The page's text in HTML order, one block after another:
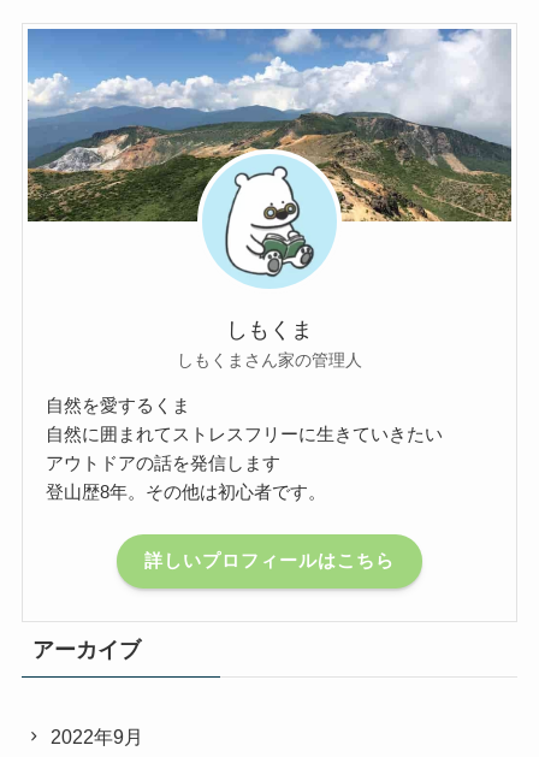
しもくま
しもくまさん家の管理人
自然を愛するくま
自然に囲まれてストレスフリーに生きていきたい
アウトドアの話を発信します
登山歴8年。その他は初心者です。
詳しいプロフィールはこちら
アーカイブ
2022年9月